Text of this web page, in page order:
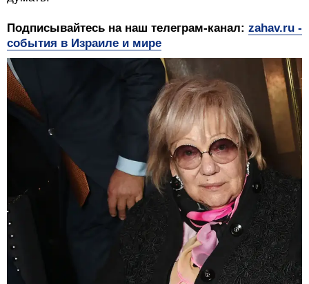
Подписывайтесь на наш телеграм-канал: zahav.ru -
события в Израиле и мире